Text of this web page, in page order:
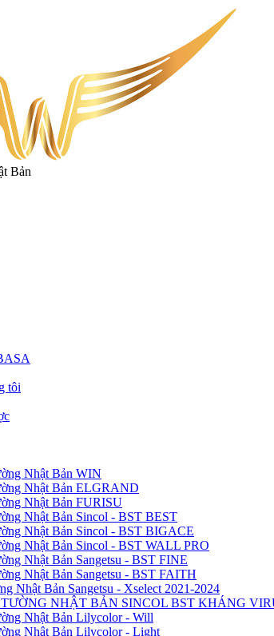
Bản
tôi
Nhật Bản WIN
Nhật Bản ELGRAND
Nhật Bản FURISU
Nhật Bản Sincol - BST BEST
Nhật Bản Sincol - BST BIGACE
Nhật Bản Sincol - BST WALL PRO
Nhật Bản Sangetsu - BST FINE
Nhật Bản Sangetsu - BST FAITH
Nhật Bản Sangetsu - Xselect 2021-2024
NHẬT BẢN SINCOL BST KHÁNG
Nhật Bản Lilycolor - Will
Nhật Bản Lilycolor - Light